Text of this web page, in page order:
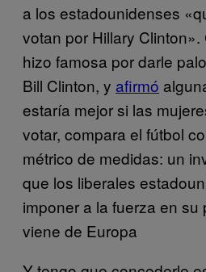
a los estadounidenses
votan por Hillary
hizo famosa por darle
Bill Clinton, y afirmó
estaría mejor si las
votar, compara el fútbol
métrico de medidas: un
que los liberales
imponer a la fuerza en su
viene de Europa